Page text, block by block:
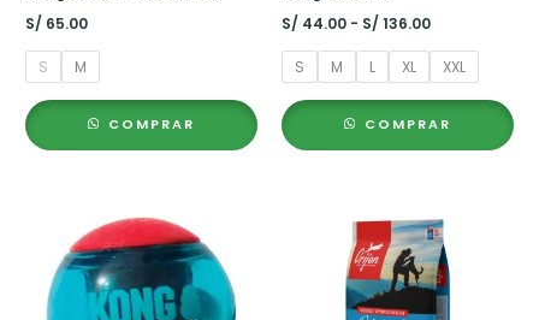
S/ 65.00
S M
COMPRAR
S/ 44.00 - S/ 136.00Rango
precios:
desde
S/ 44.00
hasta
S M L XL XXL
COMPRAR